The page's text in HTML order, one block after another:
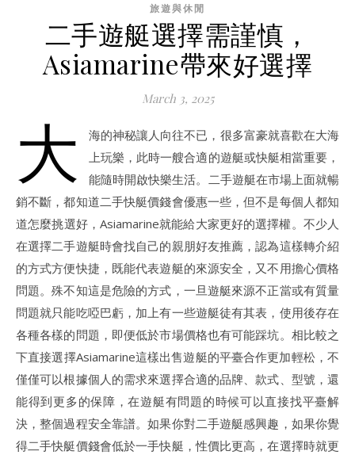
旅遊與休閒
二手遊艇選擇需謹慎，
Asiamarine帶來好選擇
March 3, 2025
大
海的神秘讓人向往不已，很多富豪就喜歡在大海
上玩樂，此時一艘合適的遊艇或快艇相當重要，
能隨時開啟快樂生活。二手遊艇在市場上面就暢
銷不斷，都知道二手快艇價錢會優惠一些，但不是每個人都知
道怎麼挑選好，Asiamarine就能給大家更好的選擇權。不少人
在選擇二手遊艇時會找自己的親朋好友推薦，認為這樣轉介紹
的方式方便快捷，既能代表遊艇的來源安全，又不用擔心價格
問題。殊不知這是危險的方式，一旦遊艇來源不正當或有質量
問題就只能吃啞巴虧，加上有一些遊艇徒有其表，使用後存在
各種各樣的問題，即便低於市場價格也有可能踩坑。相比較之
下直接選擇Asiamarine這樣出售遊艇的平臺合作更加輕松，不
僅僅可以根據個人的需求來選擇合適的品牌、款式、型號，還
能得到更多的保障，在遊艇有問題的時候可以直接找平臺解
決，整個過程安全靠譜。如果你對二手遊艇感興趣，如果你覺
得二手快艇價錢會低於一手快艇，性價比更高，在選擇時就更